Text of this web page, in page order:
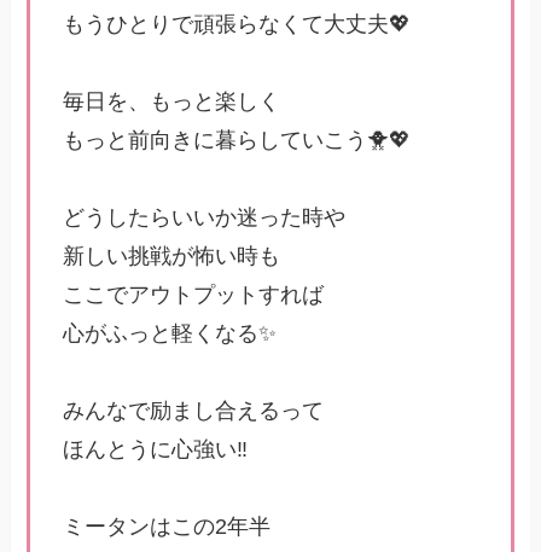
もうひとりで頑張らなくて大丈夫💖
毎日を、もっと楽しく
もっと前向きに暮らしていこう🐥💖
どうしたらいいか迷った時や
新しい挑戦が怖い時も
ここでアウトプットすれば
心がふっと軽くなる✨
みんなで励まし合えるって
ほんとうに心強い‼️
ミータンはこの2年半